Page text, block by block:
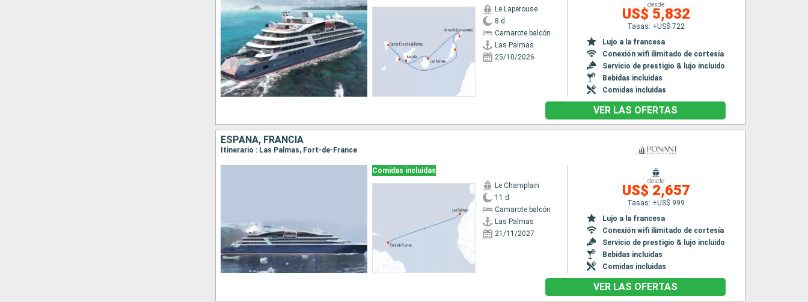
Le Laperouse
8 d
Camarote balcón
Las Palmas
25/10/2026
desde
US$ 5,832
Tasas: +US$ 722
Lujo a la francesa
Conexión wifi ilimitado de cortesía
Servicio de prestigio & lujo incluido
Bebidas incluidas
Comidas incluidas
VER LAS OFERTAS
ESPAÑA, FRANCIA
Itinerario : Las Palmas, Fort-de-France
Comidas incluidas
Le Champlain
11 d
Camarote balcón
Las Palmas
21/11/2027
desde
US$ 2,657
Tasas: +US$ 999
Lujo a la francesa
Conexión wifi ilimitado de cortesía
Servicio de prestigio & lujo incluido
Bebidas incluidas
Comidas incluidas
VER LAS OFERTAS